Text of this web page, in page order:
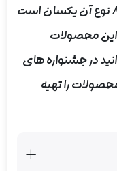
قیمت پروتئین بار بین استار در تمامی 8 نوع آن یکسان است
این محصولات
در جشنواره های
این محصولات را تهیه